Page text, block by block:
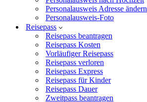
Personalausweis Adresse ändern
Personalausweis-Foto
Reisepass
Reisepass beantragen
Reisepass Kosten
Vorläufiger Reisepass
Reisepass verloren
Reisepass Express
Reisepass für Kinder
Reisepass Dauer
Zweitpass beantragen